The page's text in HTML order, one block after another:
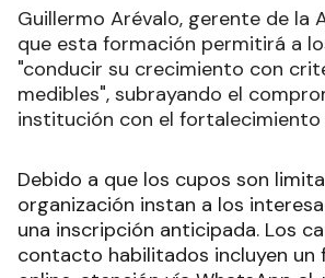
Guillermo Arévalo, gerente de la
que esta formación permitirá a
"conducir su crecimiento con
medibles", subrayando el
institución con el fortalecimiento
Debido a que los cupos son
organización instan a los
una inscripción anticipada. Los
contacto habilitados incluyen un